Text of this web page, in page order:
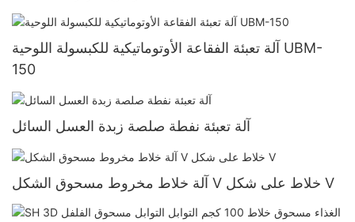
آلة تعبئة الفقاعة الأوتوماتيكية للكبسولة اللوحية UBM-
150
آلة تعبئة نفطة صلصة زبدة العسل السائل
آلة خلاط مخروط مسحوق الشكل V خلاط على شكل V